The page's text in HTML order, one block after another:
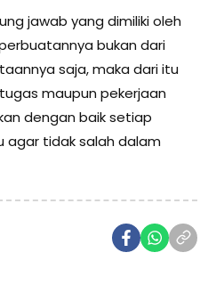
jawab yang dimiliki oleh
bukan dari
saja, maka dari itu
maupun pekerjaan
dengan baik setiap
agar tidak salah dalam